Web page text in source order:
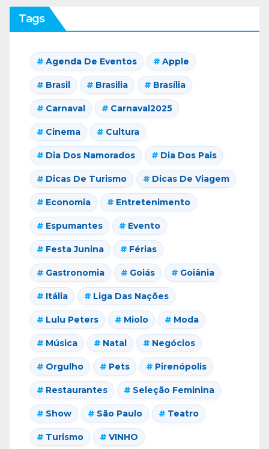
Tags
Agenda De Eventos Apple
Brasil Brasilia Brasília
Carnaval Carnaval2025
Cinema Cultura
Dia Dos Namorados Dia Dos Pais
Dicas De Turismo Dicas De Viagem
Economia Entretenimento
Espumantes Evento
Festa Junina Férias
Gastronomia Goiás Goiânia
Itália Liga Das Nações
Lulu Peters Miolo Moda
Música Natal Negócios
Orgulho Pets Pirenópolis
Restaurantes Seleção Feminina
Show São Paulo Teatro
Turismo VINHO